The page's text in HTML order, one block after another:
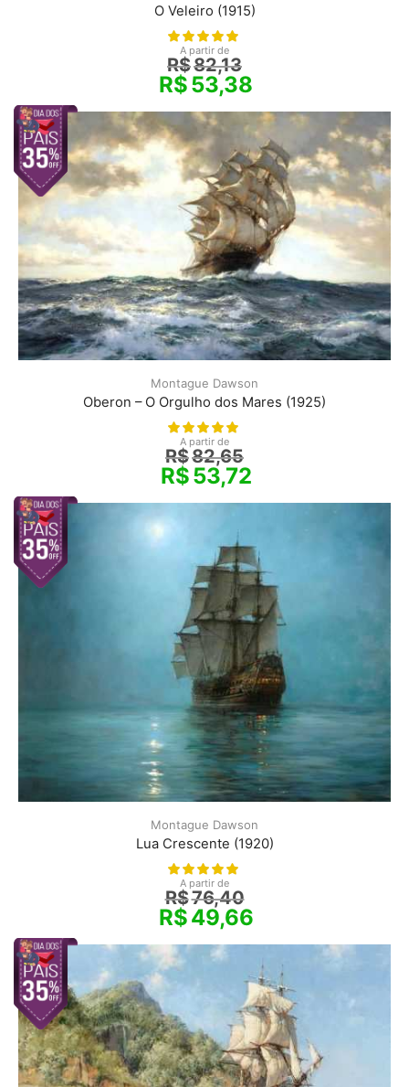
O Veleiro (1915)
A partir de
R$82,13
R$53,38
Montague Dawson
Oberon – O Orgulho dos Mares (1925)
A partir de
R$82,65
R$53,72
Montague Dawson
Lua Crescente (1920)
A partir de
R$76,40
R$49,66